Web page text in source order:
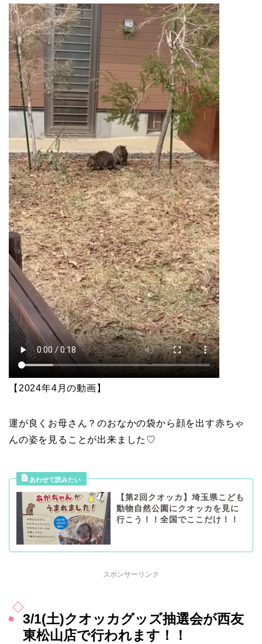
【2024年4月の動画】
運が良くお母さん？のおなかの袋から顔を出す赤ちゃ
んの姿を見ることが出来ました♡
【第2回クオッカ】埼玉県こども
動物自然公園にクオッカを見に
行こう！！全国でここだけ！！
スポンサーリンク
3/1(土)クオッカグッズ抽選会が西友
東松山店で行われます！！